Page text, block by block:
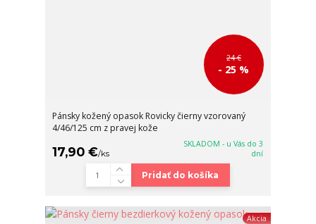
24 €
- 25 %
Pánsky kožený opasok Rovicky čierny vzorovaný
4/46/125 cm z pravej kože
17,90 €/ks
SKLADOM - u Vás do 3
dní
Pridať do košíka
Akcia